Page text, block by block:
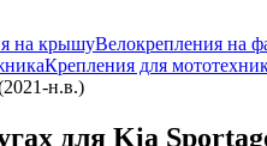
на крышуВелокрепления на
Крепления для
н.в.)
для Kia